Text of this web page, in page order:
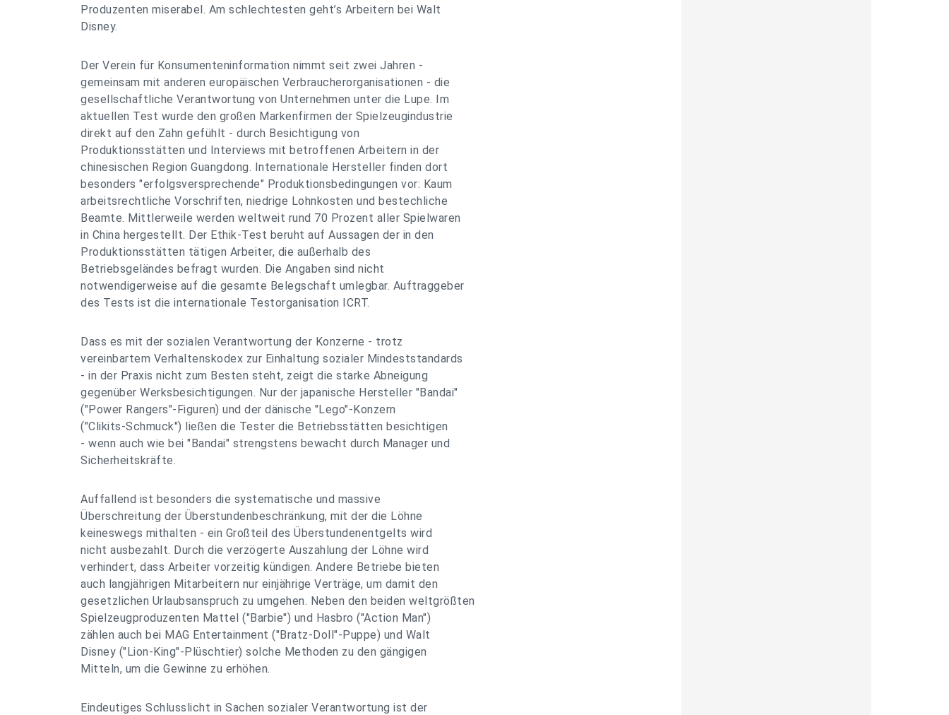
Produzenten miserabel. Am schlechtesten geht’s Arbeitern bei Walt
Disney.
Der Verein für Konsumenteninformation nimmt seit zwei Jahren -
gemeinsam mit anderen europäischen Verbraucherorganisationen - die
gesellschaftliche Verantwortung von Unternehmen unter die Lupe. Im
aktuellen Test wurde den großen Markenfirmen der Spielzeugindustrie
direkt auf den Zahn gefühlt - durch Besichtigung von
Produktionsstätten und Interviews mit betroffenen Arbeitern in der
chinesischen Region Guangdong. Internationale Hersteller finden dort
besonders "erfolgsversprechende" Produktionsbedingungen vor: Kaum
arbeitsrechtliche Vorschriften, niedrige Lohnkosten und bestechliche
Beamte. Mittlerweile werden weltweit rund 70 Prozent aller Spielwaren
in China hergestellt. Der Ethik-Test beruht auf Aussagen der in den
Produktionsstätten tätigen Arbeiter, die außerhalb des
Betriebsgeländes befragt wurden. Die Angaben sind nicht
notwendigerweise auf die gesamte Belegschaft umlegbar. Auftraggeber
des Tests ist die internationale Testorganisation ICRT.
Dass es mit der sozialen Verantwortung der Konzerne - trotz
vereinbartem Verhaltenskodex zur Einhaltung sozialer Mindeststandards
- in der Praxis nicht zum Besten steht, zeigt die starke Abneigung
gegenüber Werksbesichtigungen. Nur der japanische Hersteller "Bandai"
("Power Rangers"-Figuren) und der dänische "Lego"-Konzern
("Clikits-Schmuck") ließen die Tester die Betriebsstätten besichtigen
- wenn auch wie bei "Bandai" strengstens bewacht durch Manager und
Sicherheitskräfte.
Auffallend ist besonders die systematische und massive
Überschreitung der Überstundenbeschränkung, mit der die Löhne
keineswegs mithalten - ein Großteil des Überstundenentgelts wird
nicht ausbezahlt. Durch die verzögerte Auszahlung der Löhne wird
verhindert, dass Arbeiter vorzeitig kündigen. Andere Betriebe bieten
auch langjährigen Mitarbeitern nur einjährige Verträge, um damit den
gesetzlichen Urlaubsanspruch zu umgehen. Neben den beiden weltgrößten
Spielzeugproduzenten Mattel ("Barbie") und Hasbro ("Action Man")
zählen auch bei MAG Entertainment ("Bratz-Doll"-Puppe) und Walt
Disney ("Lion-King"-Plüschtier) solche Methoden zu den gängigen
Mitteln, um die Gewinne zu erhöhen.
Eindeutiges Schlusslicht in Sachen sozialer Verantwortung ist der